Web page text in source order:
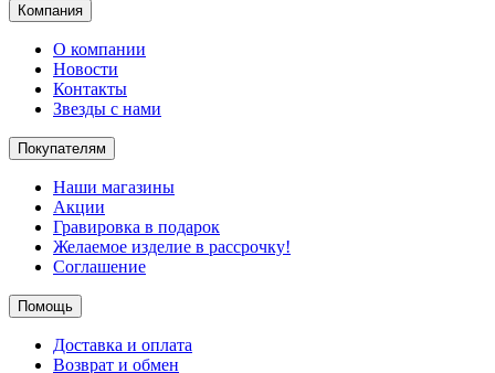
Компания
О компании
Новости
Контакты
Звезды с нами
Покупателям
Наши магазины
Акции
Гравировка в подарок
Желаемое изделие в рассрочку!
Соглашение
Помощь
Доставка и оплата
Возврат и обмен